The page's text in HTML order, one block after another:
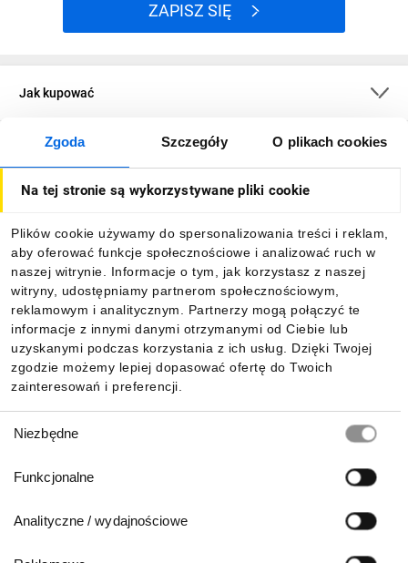
Zgoda Szczegóły O plikach cookies
Na tej stronie są wykorzystywane pliki cookie
Plików cookie używamy do spersonalizowania treści i reklam,
aby oferować funkcje społecznościowe i analizować ruch w
naszej witrynie. Informacje o tym, jak korzystasz z naszej
witryny, udostępniamy partnerom społecznościowym,
reklamowym i analitycznym. Partnerzy mogą połączyć te
informacje z innymi danymi otrzymanymi od Ciebie lub
uzyskanymi podczas korzystania z ich usług. Dzięki Twojej
zgodzie możemy lepiej dopasować ofertę do Twoich
zainteresowań i preferencji.
zgody
Niezbędne
Funkcjonalne
Analityczne / wydajnościowe
ZAPISZ SIĘ
Jak kupować
O firmie
Informacje
Pobierz naszą aplikację mobilną: